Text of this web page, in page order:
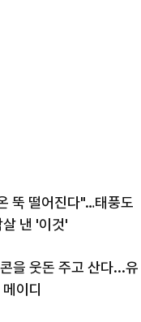
뚝 떨어진다"…태풍도
낸 '이것'
을 웃돈 주고 산다...유
이디